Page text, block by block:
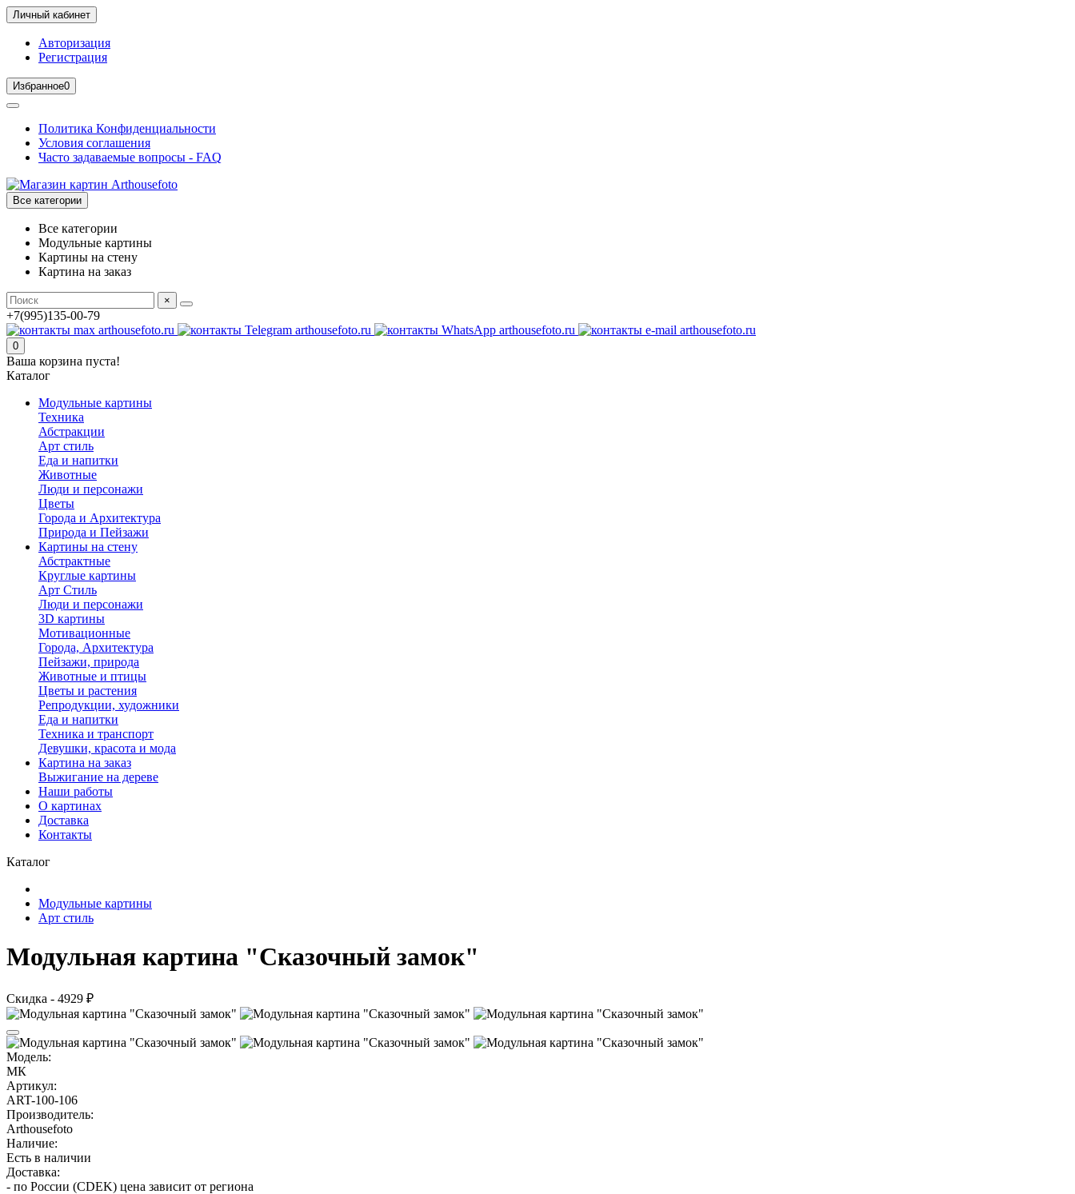
Личный кабинет
Авторизация
Регистрация
Избранное0
Политика Конфиденциальности
Условия соглашения
Часто задаваемые вопросы - FAQ
Все категории
Все категории
Модульные картины
Картины на стену
Картина на заказ
×
+7(995)135-00-79
0
Ваша корзина пуста!
Каталог
Модульные картины
Техника
Абстракции
Арт стиль
Еда и напитки
Животные
Люди и персонажи
Цветы
Города и Архитектура
Природа и Пейзажи
Картины на стену
Абстрактные
Круглые картины
Арт Стиль
Люди и персонажи
3D картины
Мотивационные
Города, Архитектура
Пейзажи, природа
Животные и птицы
Цветы и растения
Репродукции, художники
Еда и напитки
Техника и транспорт
Девушки, красота и мода
Картина на заказ
Выжигание на дереве
Наши работы
О картинах
Доставка
Контакты
Каталог
Модульные картины
Арт стиль
Модульная картина "Сказочный замок"
Скидка - 4929 ₽
Модель:
МК
Артикул:
ART-100-106
Производитель:
Arthousefoto
Наличие:
Есть в наличии
Доставка:
- по России (CDEK) цена зависит от региона